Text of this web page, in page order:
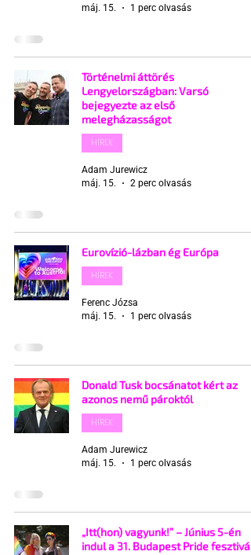
máj. 15.
1 perc olvasás
Történelmi áttörés
Lengyelországban: Varsó
bejegyezte az első
melegházasságot
HÍREK
Adam Jurewicz
máj. 15.
2 perc olvasás
Eurovízió-lázban ég Európa
HÍREK
Ferenc Józsa
máj. 15.
1 perc olvasás
Donald Tusk bocsánatot kért az
azonos nemű pároktól
HÍREK
Adam Jurewicz
máj. 15.
1 perc olvasás
„Itt(hon) vagyunk!” – Június 5-én
indul a 31. Budapest Pride fesztivál